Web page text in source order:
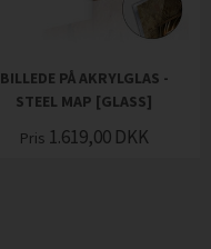
BILLEDE PÅ AKRYLGLAS -
STEEL MAP [GLASS]
Pris 1.619,00 DKK